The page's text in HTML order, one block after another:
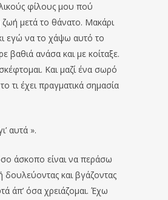
φίλους μου πού
μετά το θάνατο. Μακάρι
εγώ να το χάψω αυτό το
βαθιά ανάσα και με κοίταξε.
Και μαζί ένα σωρό
τι έχει πραγματικά σημασία
αυτά ».
άσκοπο είναι να περάσω
και βγάζοντας
άπ’ όσα χρειάζομαι. Έχω